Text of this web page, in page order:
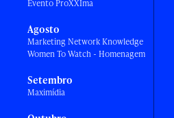
Evento ProXXIma
Agosto
Marketing Network Knowledge
Women To Watch - Homenagem
Setembro
Maximídia